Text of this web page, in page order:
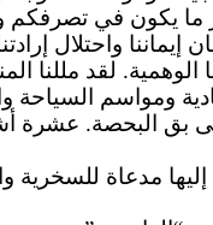
ما يكون في
واحتلال
لقد مللنا
ومواسم السياحة
بق البحصة. عشرة
مدعاة للسخرية